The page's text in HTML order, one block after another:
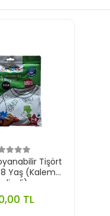
Tişört
Yaş (Kalem
TL